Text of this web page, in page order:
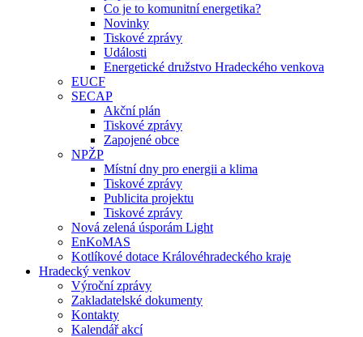
Co je to komunitní energetika?
Novinky
Tiskové zprávy
Události
Energetické družstvo Hradeckého venkova
EUCF
SECAP
Akční plán
Tiskové zprávy
Zapojené obce
NPŽP
Místní dny pro energii a klima
Tiskové zprávy
Publicita projektu
Tiskové zprávy
Nová zelená úsporám Light
EnKoMAS
Kotlíkové dotace Královéhradeckého kraje
Hradecký venkov
Výroční zprávy
Zakladatelské dokumenty
Kontakty
Kalendář akcí